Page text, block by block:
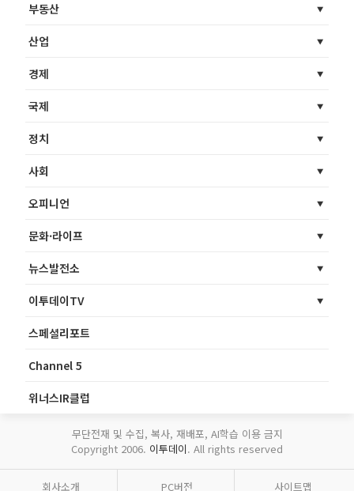
부동산
산업
경제
국제
정치
사회
오피니언
문화·라이프
뉴스발전소
이투데이TV
스페셜리포트
Channel 5
위너스IR클럽
무단전재 및 수집, 복사, 재배포, AI학습 이용 금지
Copyright 2006. 이투데이. All rights reserved
회사소개 PC버전 사이트맵